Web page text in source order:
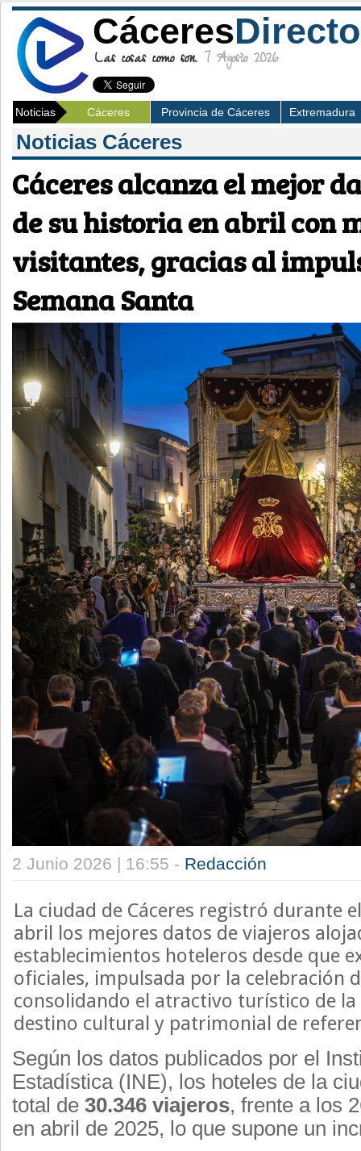
CáceresDirecto
Las cosas como son. 7 Agosto 2026
Noticias Cáceres Provincia de Cáceres Extremadura
Noticias Cáceres
Cáceres alcanza el mejor
de su historia en abril con
visitantes, gracias al
Semana Santa
2 Junio 2026 | 16:55 - Redacción
La ciudad de Cáceres registró durante
abril los mejores datos de viajeros
establecimientos hoteleros desde que
oficiales, impulsada por la celebración
consolidando el atractivo turístico de
destino cultural y patrimonial de
Según los datos publicados por el
Estadística (INE), los hoteles de la
total de 30.346 viajeros, frente a los
en abril de 2025, lo que supone un